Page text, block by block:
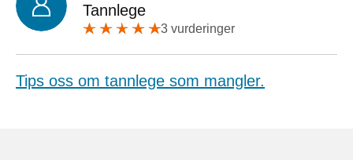
Tannlege
3 vurderinger
Tips oss om tannlege som mangler.